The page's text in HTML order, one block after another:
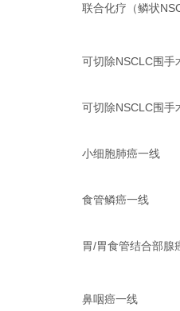
联合化疗（鳞状
可切除NSCLC围手
可切除NSCLC围手
小细胞肺癌一线
食管鳞癌一线
胃/胃食管结合部腺
鼻咽癌一线